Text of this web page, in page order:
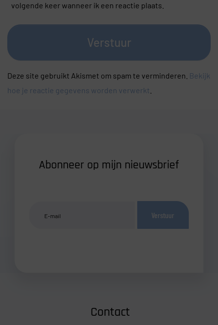
volgende keer wanneer ik een reactie plaats.
Verstuur
Deze site gebruikt Akismet om spam te verminderen. Bekijk
hoe je reactie gegevens worden verwerkt
Abonneer op mijn nieuwsbrief
Verstuur
Contact